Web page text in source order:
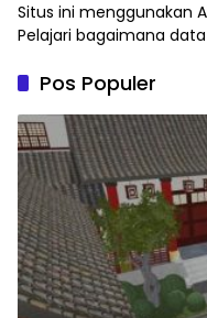
Situs ini menggunakan
Pelajari bagaimana
Pos Populer